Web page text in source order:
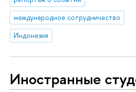
международное сотрудничество
Индонезия
Иностранные